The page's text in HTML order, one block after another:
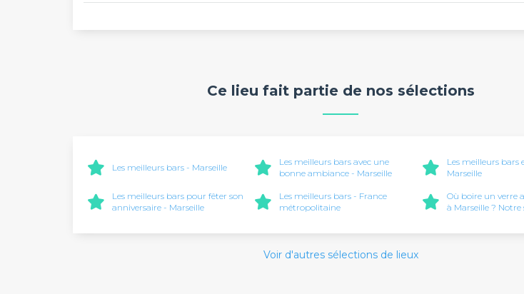
Ce lieu fait partie de nos sélections
Les meilleurs bars - Marseille
Les meilleurs bars avec une
bonne ambiance - Marseille
Les meilleurs bars
Marseille
Les meilleurs bars pour fêter son
anniversaire - Marseille
Les meilleurs bars - France
métropolitaine
Où boire un verre
à Marseille ? Notre
Voir d'autres sélections de lieux